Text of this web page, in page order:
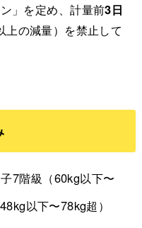
」を定め、計量前3日
の減量）を禁止して
7階級（60kg以下〜
以下〜78kg超）